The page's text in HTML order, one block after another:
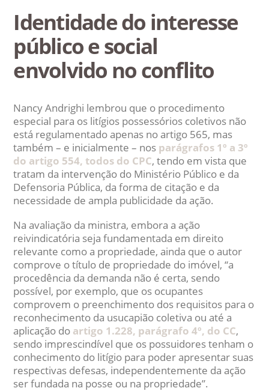
Identidade do interesse
público e social
envolvido no conflito
Nancy Andrighi lembrou que o procedimento
especial para os litígios possessórios coletivos não
está regulamentado apenas no artigo 565, mas
também – e inicialmente – nos parágrafos 1º a 3º
do artigo 554, todos do CPC, tendo em vista que
tratam da intervenção do Ministério Público e da
Defensoria Pública, da forma de citação e da
necessidade de ampla publicidade da ação.
Na avaliação da ministra, embora a ação
reivindicatória seja fundamentada em direito
relevante como a propriedade, ainda que o autor
comprove o título de propriedade do imóvel, “a
procedência da demanda não é certa, sendo
possível, por exemplo, que os ocupantes
comprovem o preenchimento dos requisitos para o
reconhecimento da usucapião coletiva ou até a
aplicação do artigo 1.228, parágrafo 4º, do CC,
sendo imprescindível que os possuidores tenham o
conhecimento do litígio para poder apresentar suas
respectivas defesas, independentemente da ação
ser fundada na posse ou na propriedade”.